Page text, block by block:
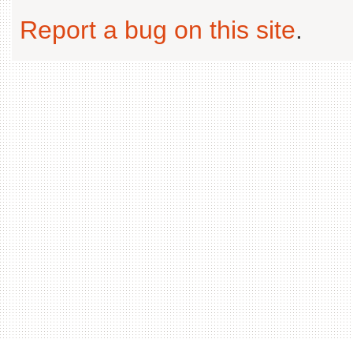
Report a bug on this site.